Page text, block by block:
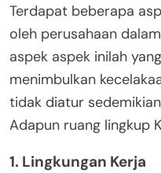
Terdapat beberapa
oleh perusahaan
aspek aspek inilah
menimbulkan
tidak diatur
Adapun ruang lingkup
1. Lingkungan Kerja